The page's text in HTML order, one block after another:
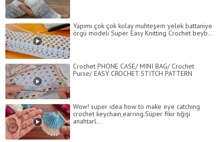
Yapımı çok çok kolay muhteşem yelek battaniye
örgü modeli Super Easy Knitting Crochet beyb...
Crochet PHONE CASE/ MINI BAG/ Crochet
Purse/ EASY CROCHET STITCH PATTERN
Wow! super idea how to make eye catching
crochet keychain,earring.Süper fikir tığişi
anahtarl...